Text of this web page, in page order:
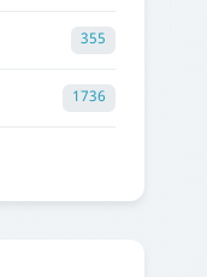
355
1736